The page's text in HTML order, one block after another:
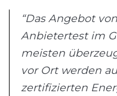
“Das Angebot
Anbietertest im
meisten
vor Ort werden
zertifizierten